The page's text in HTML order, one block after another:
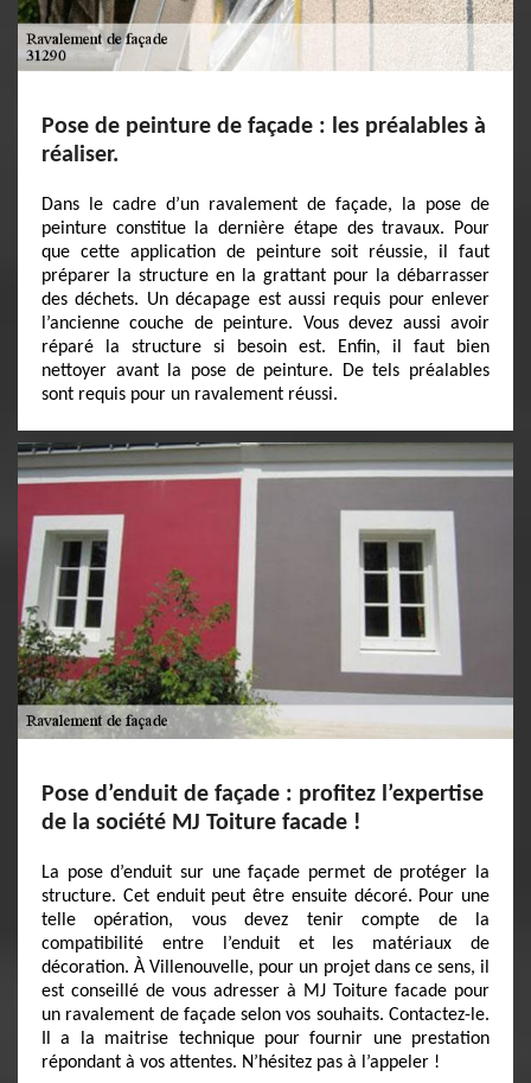
Pose de peinture de façade : les préalables à
réaliser.
Dans le cadre d’un ravalement de façade, la pose de
peinture constitue la dernière étape des travaux. Pour
que cette application de peinture soit réussie, il faut
préparer la structure en la grattant pour la débarrasser
des déchets. Un décapage est aussi requis pour enlever
l’ancienne couche de peinture. Vous devez aussi avoir
réparé la structure si besoin est. Enfin, il faut bien
nettoyer avant la pose de peinture. De tels préalables
sont requis pour un ravalement réussi.
Pose d’enduit de façade : profitez l’expertise
de la société MJ Toiture facade !
La pose d’enduit sur une façade permet de protéger la
structure. Cet enduit peut être ensuite décoré. Pour une
telle opération, vous devez tenir compte de la
compatibilité entre l’enduit et les matériaux de
décoration. À Villenouvelle, pour un projet dans ce sens, il
est conseillé de vous adresser à MJ Toiture facade pour
un ravalement de façade selon vos souhaits. Contactez-le.
Il a la maitrise technique pour fournir une prestation
répondant à vos attentes. N’hésitez pas à l’appeler !